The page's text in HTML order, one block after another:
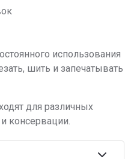
использования
шить и запечатывать
для различных
консервации.